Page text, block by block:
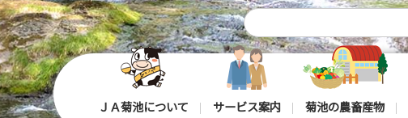
ＪＡ菊池について サービス案内 菊池の農畜産物